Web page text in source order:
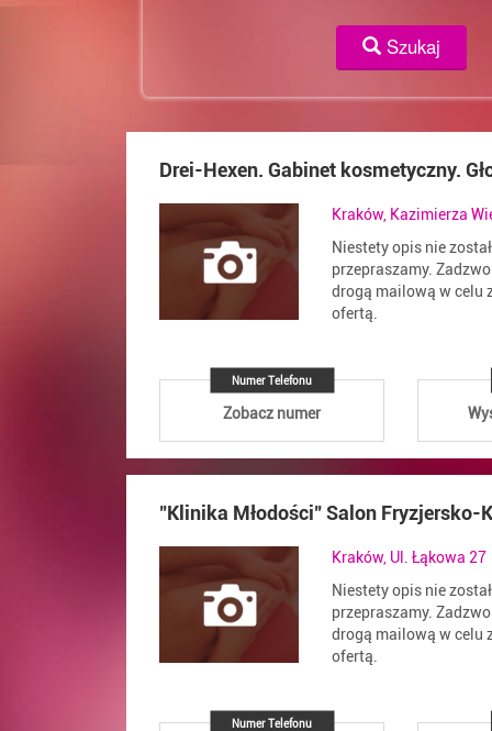
Szukaj
Drei-Hexen. Gabinet kosmetyczny.
Kraków, Kazimierza
Niestety opis nie
przepraszamy.
drogą mailową w celu
ofertą.
Numer Telefonu
Zobacz numer
"Klinika Młodości" Salon Fryzjersko-
Kraków, Ul. Łąkowa 27
Niestety opis nie
przepraszamy.
drogą mailową w celu
ofertą.
Numer Telefonu